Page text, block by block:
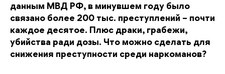
данным МВД РФ, в минувшем году было
связано более 200 тыс. преступлений – почти
каждое десятое. Плюс драки, грабежи,
убийства ради дозы. Что можно сделать для
снижения преступности среди наркоманов?